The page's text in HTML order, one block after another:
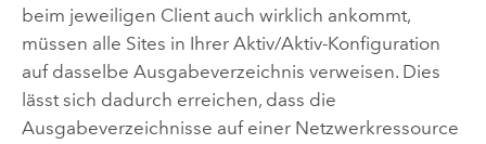
beim jeweiligen Client auch wirklich ankommt,
müssen alle Sites in Ihrer Aktiv/Aktiv-Konfiguration
auf dasselbe Ausgabeverzeichnis verweisen. Dies
lässt sich dadurch erreichen, dass die
Ausgabeverzeichnisse auf einer Netzwerkressource